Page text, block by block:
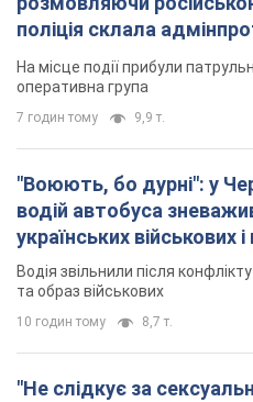
поліція склала
На місце події прибули
оперативна група
7 годин тому 9,9 т.
"Воюють, бо дурні": у
водій автобуса
українських військових
Відео
Водія звільнили після
та образ військових
10 годин тому 8,7 т.
"Не слідкує за